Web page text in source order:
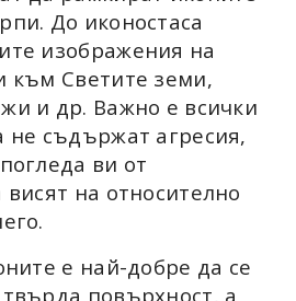
До иконостаса
изображения на
към Светите земи,
и др. Важно е всички
не съдържат агресия,
ви от
висят на относително
е най-добре да се
повърхност, а